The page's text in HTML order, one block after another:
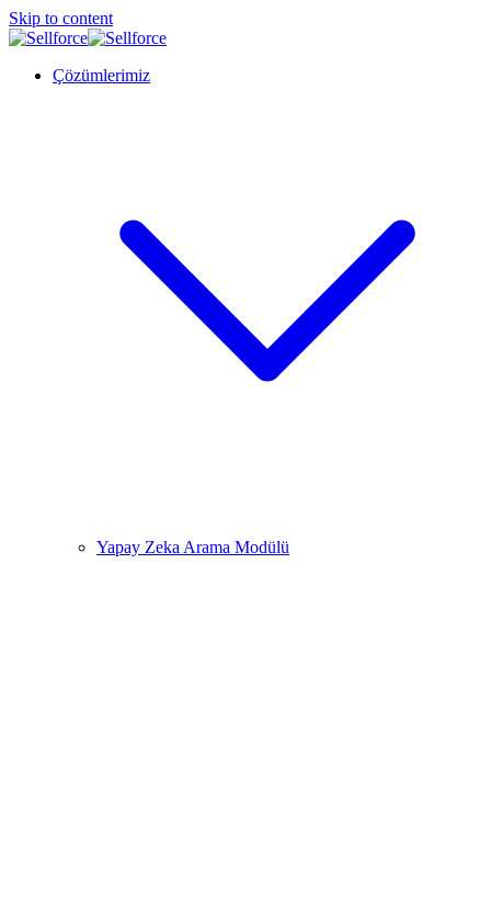
Skip to content
Çözümlerimiz
Yapay Zeka Arama Modülü